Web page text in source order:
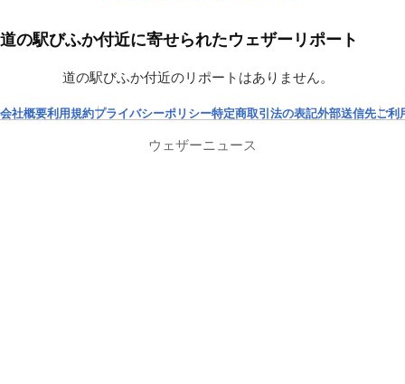
道の駅びふか付近に寄せられたウェザーリポート
道の駅びふか付近のリポートはありません。
会社概要利用規約プライバシーポリシー特定商取引法の表記外部送信先ご利
ウェザーニュース